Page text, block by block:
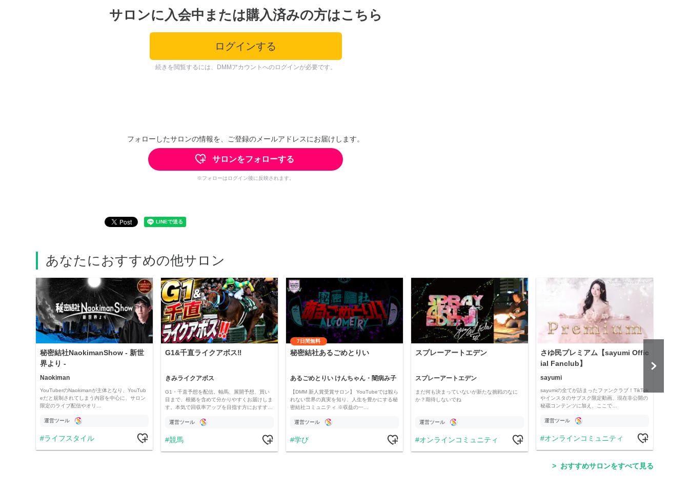
サロンに入会中または購入済みの方はこちら
ログインする
続きを閲覧するには、DMMアカウントへのログインが必要です。
フォローしたサロンの情報を、ご登録のメールアドレスにお届けします。
サロンをフォローする
※フォローはログイン後に反映されます。
あなたにおすすめの他サロン
秘密結社NaokimanShow - 新世
界より -
Naokiman
YouTuberのNaokimanが主体となり、YouTub
eだと規制されてしまう内容を中心に、サロン
限定のライブ配信やオリ…
運営ツール
ライフスタイル
G1&千直ライクアボス‼️
きみライクアボス
G1・千直予想を配信。軸馬、展開予想、買い
目まで、根拠を含めて分かりやすくお届けしま
す。本気で回収率アップを目指す方におすす…
運営ツール
競馬
7日間無料
秘密結社あるごめとりい
あるごめとりい けんちゃん・闇病み子
【DMM 新人賞受賞サロン】 YouTubeでは観ら
れない世界の真実を知り、人生を豊かにする秘
密結社コミュニティ ※収益の一…
運営ツール
学び
スプレーアートエデン
スプレーアートエデン
まだ何も決まっていないが新たな挑戦のなに
か？期待しないでね
運営ツール
オンラインコミュニティ
さゆ民プレミアム【sayumi Offic
ial Fanclub】
sayumi
sayumiの全てが詰まったファンクラブ！TikTok
やインスタのサブスク限定動画、現在非公開の
秘蔵コンテンツに加え、ここで…
運営ツール
オンラインコミュニティ
おすすめサロンをすべて見る